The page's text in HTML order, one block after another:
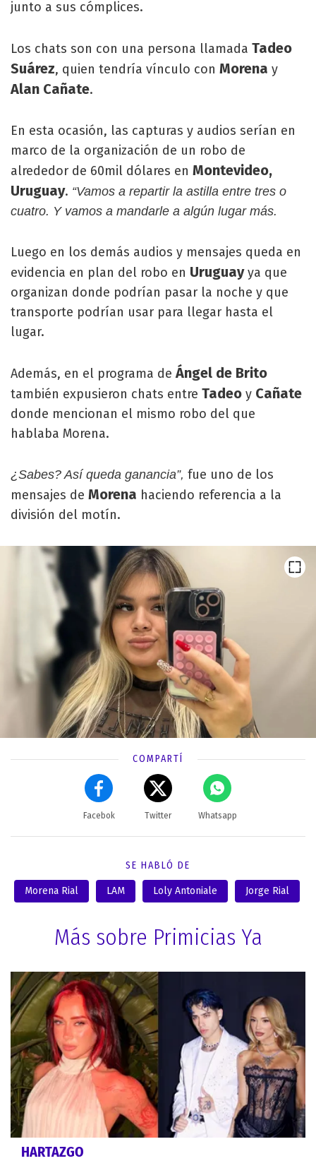
junto a sus cómplices.
Los chats son con una persona llamada Tadeo
Suárez, quien tendría vínculo con Morena y
Alan Cañate.
En esta ocasión, las capturas y audios serían en
marco de la organización de un robo de
alrededor de 60mil dólares en Montevideo,
Uruguay. “Vamos a repartir la astilla entre tres o
cuatro. Y vamos a mandarle a algún lugar más.
Luego en los demás audios y mensajes queda en
evidencia en plan del robo en Uruguayya que
organizan donde podrían pasar la noche y que
transporte podrían usar para llegar hasta el
lugar.
Además, en el programa de Ángel de Brito
también expusieron chats entre Tadeo y Cañate
donde mencionan el mismo robo del que
hablaba Morena.
¿Sabes? Así queda ganancia”, fue uno de los
mensajes de Morena haciendo referencia a la
división del motín.
COMPARTÍ
Facebok Twitter Whatsapp
SE HABLÓ DE
Morena Rial LAM Loly Antoniale Jorge Rial
Más sobre Primicias Ya
HARTAZGO